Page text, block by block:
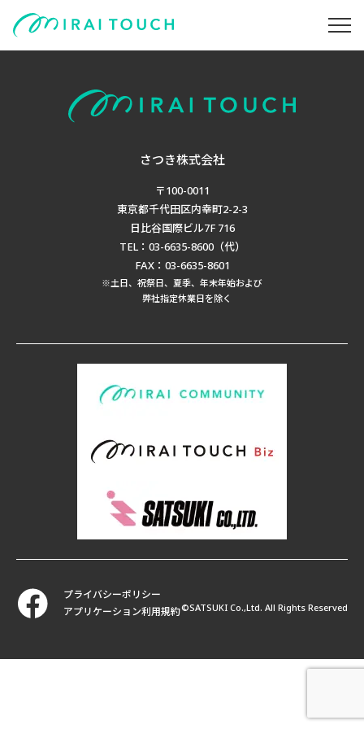
さつき株式会社
〒100-0011
東京都千代田区内幸町2-2-3
日比谷国際ビル7F 716
TEL：03-6635-8600（代）
FAX：03-6635-8601
※土日、祝祭日、夏季、年末年始および
弊社指定休業日を除く
プライバシーポリシー
アプリケーション利用規約©SATSUKI Co.,Ltd. All Rights Reserved